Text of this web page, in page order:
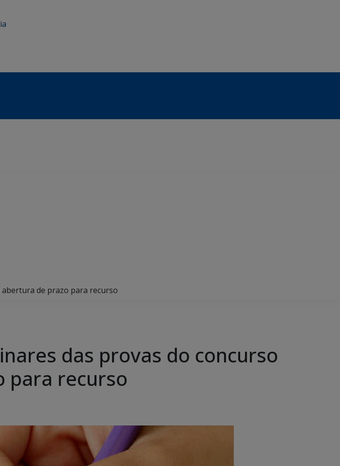
abertura de prazo para recurso
das provas do concurso
para recurso